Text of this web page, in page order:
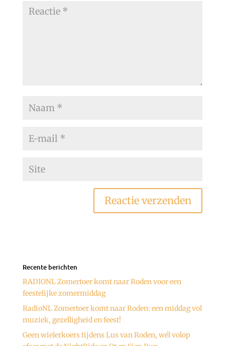
Recente berichten
RADIONL Zomertoer komt naar Roden voor een
feestelijke zomermiddag
RadioNL Zomertoer komt naar Roden: een middag vol
muziek, gezelligheid en feest!
Geen wielerkoers tijdens Lus van Roden, wél volop